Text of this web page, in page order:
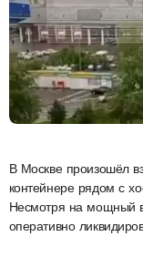
В Москве произошёл взрыв дизельного котла, установленного в
контейнере рядом с
Несмотря на мощный
оперативно